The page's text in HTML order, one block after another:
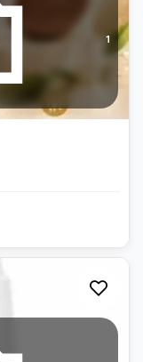
1